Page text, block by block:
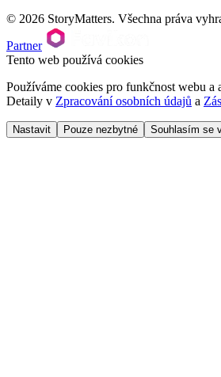
© 2026 StoryMatters. Všechna práva
Partner
Tento web používá cookies
Používáme cookies pro funkčnost webu a
Detaily v Zpracování osobních údajů a
Nastavit Pouze nezbytné Souhlasím se